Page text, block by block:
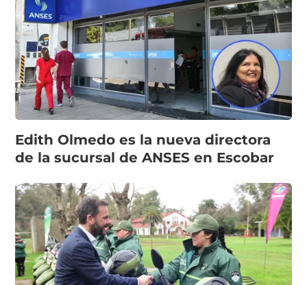
Edith Olmedo es la nueva directora
de la sucursal de ANSES en Escobar